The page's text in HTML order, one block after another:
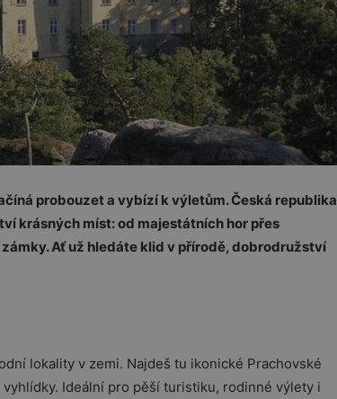
probouzet a vybízí k výletům. Česká republika
krásných míst: od majestátních hor přes
Ať už hledáte klid v přírodě, dobrodružství
lokality v zemi. Najdeš tu ikonické Prachovské
Ideální pro pěší turistiku, rodinné výlety i